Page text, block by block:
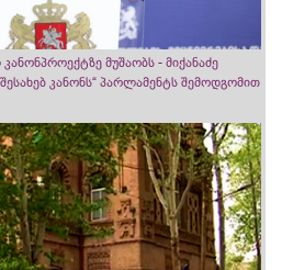
მუშაობს - მიქანაძე
კანონს“ პარლამენტს შემოდგომით